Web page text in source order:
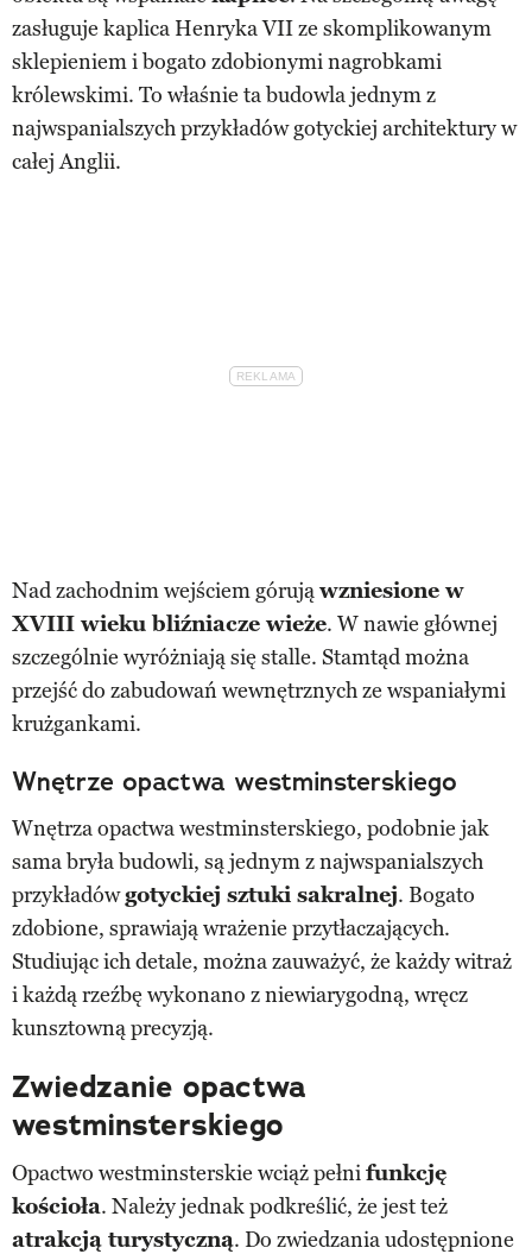
zasługuje kaplica Henryka VII ze skomplikowanym
sklepieniem i bogato zdobionymi nagrobkami
królewskimi. To właśnie ta budowla jednym z
najwspanialszych przykładów gotyckiej architektury w
całej Anglii.
Nad zachodnim wejściem górująwzniesione w
XVIII wieku bliźniacze wieże. W nawie głównej
szczególnie wyróżniają się stalle. Stamtąd można
przejść do zabudowań wewnętrznych ze wspaniałymi
krużgankami.
Wnętrze opactwa westminsterskiego
Wnętrza opactwa westminsterskiego, podobnie jak
sama bryła budowli, są jednym z najwspanialszych
przykładówgotyckiej sztuki sakralnej. Bogato
zdobione, sprawiają wrażenie przytłaczających.
Studiując ich detale, można zauważyć, że każdy witraż
i każdą rzeźbę wykonano z niewiarygodną, wręcz
kunsztowną precyzją.
Zwiedzanie opactwa
westminsterskiego
Opactwo westminsterskie wciąż pełnifunkcję
kościoła. Należy jednak podkreślić, że jest też
atrakcją turystyczną. Do zwiedzania udostępnione